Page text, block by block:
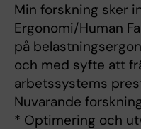
Min forskning sker
Ergonomi/Human
på
och med syfte att
arbetssystems
Nuvarande
* Optimering och